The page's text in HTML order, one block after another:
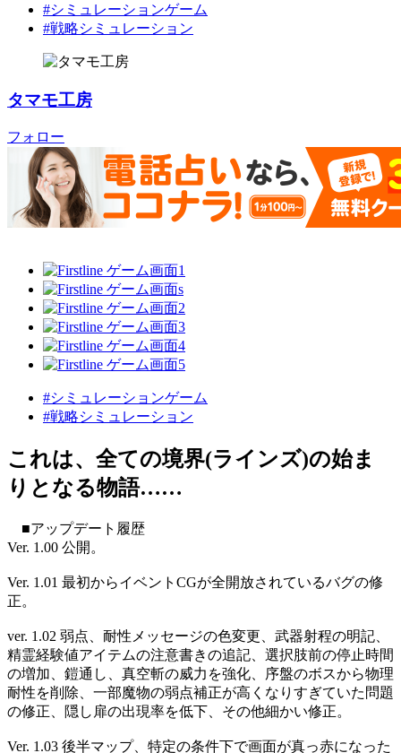
#シミュレーションゲーム
#戦略シミュレーション
タマモ工房
フォロー
#シミュレーションゲーム
#戦略シミュレーション
これは、全ての境界(ラインズ)の始ま
りとなる物語……
■アップデート履歴
Ver. 1.00 公開。
Ver. 1.01 最初からイベントCGが全開放されているバグの修
正。
ver. 1.02 弱点、耐性メッセージの色変更、武器射程の明記、
精霊経験値アイテムの注意書きの追記、選択肢前の停止時間
の増加、鎧通し、真空斬の威力を強化、序盤のボスから物理
耐性を削除、一部魔物の弱点補正が高くなりすぎていた問題
の修正、隠し扉の出現率を低下、その他細かい修正。
Ver. 1.03 後半マップ、特定の条件下で画面が真っ赤になった